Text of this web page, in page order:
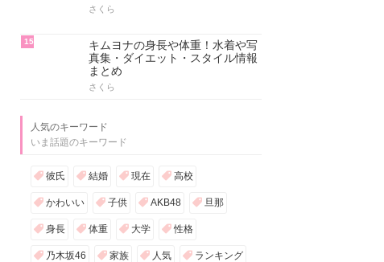
さくら
15
キムヨナの身長や体重！水着や写
真集・ダイエット・スタイル情報
まとめ
さくら
人気のキーワード
いま話題のキーワード
彼氏 結婚 現在 高校
かわいい 子供 AKB48 旦那
身長 体重 大学 性格
乃木坂46 家族 人気 ランキング